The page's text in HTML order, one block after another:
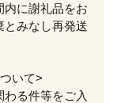
内に謝礼品をお
とみなし再発送
いて>
る件等をご入